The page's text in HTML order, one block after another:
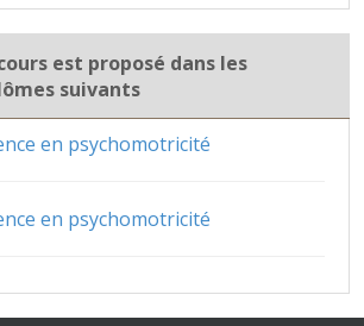
est proposé dans les
suivants
en psychomotricité
en psychomotricité